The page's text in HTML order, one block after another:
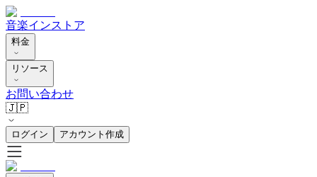
音楽インストア
料金
リソース
お問い合わせ
🇯🇵
ログイン アカウント作成